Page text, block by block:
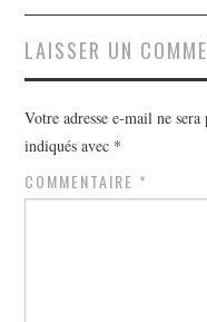
LAISSER UN
Votre adresse e-mail ne sera
indiqués avec *
COMMENTAIRE *